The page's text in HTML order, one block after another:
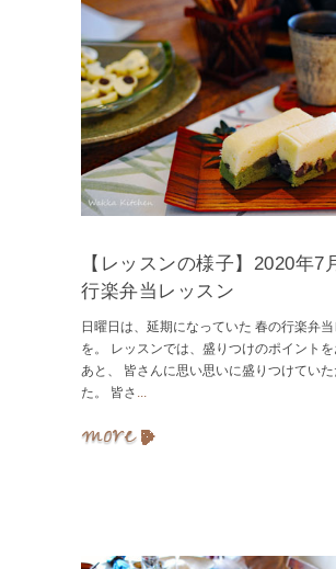
【レッスンの様子】2020年7
行楽弁当レッスン
日曜日は、延期になっていた 春の行楽弁
を。 レッスンでは、盛りつけのポイント
あと、 皆さんに思い思いに盛りつけていた
た。 皆さ ...